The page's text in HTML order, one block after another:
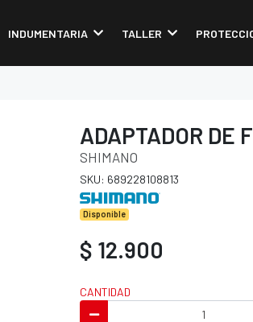
INDUMENTARIA TALLER
ADAPTADOR DE
SHIMANO
SKU: 689228108813
Disponible
$ 12.900
CANTIDAD